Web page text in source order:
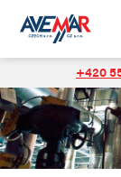
+420